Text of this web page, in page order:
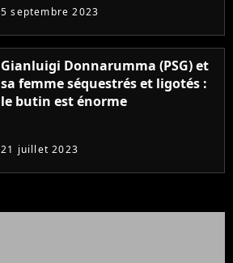
5 septembre 2023
Gianluigi Donnarumma (PSG) et
sa femme séquestrés et ligotés :
le butin est énorme
21 juillet 2023